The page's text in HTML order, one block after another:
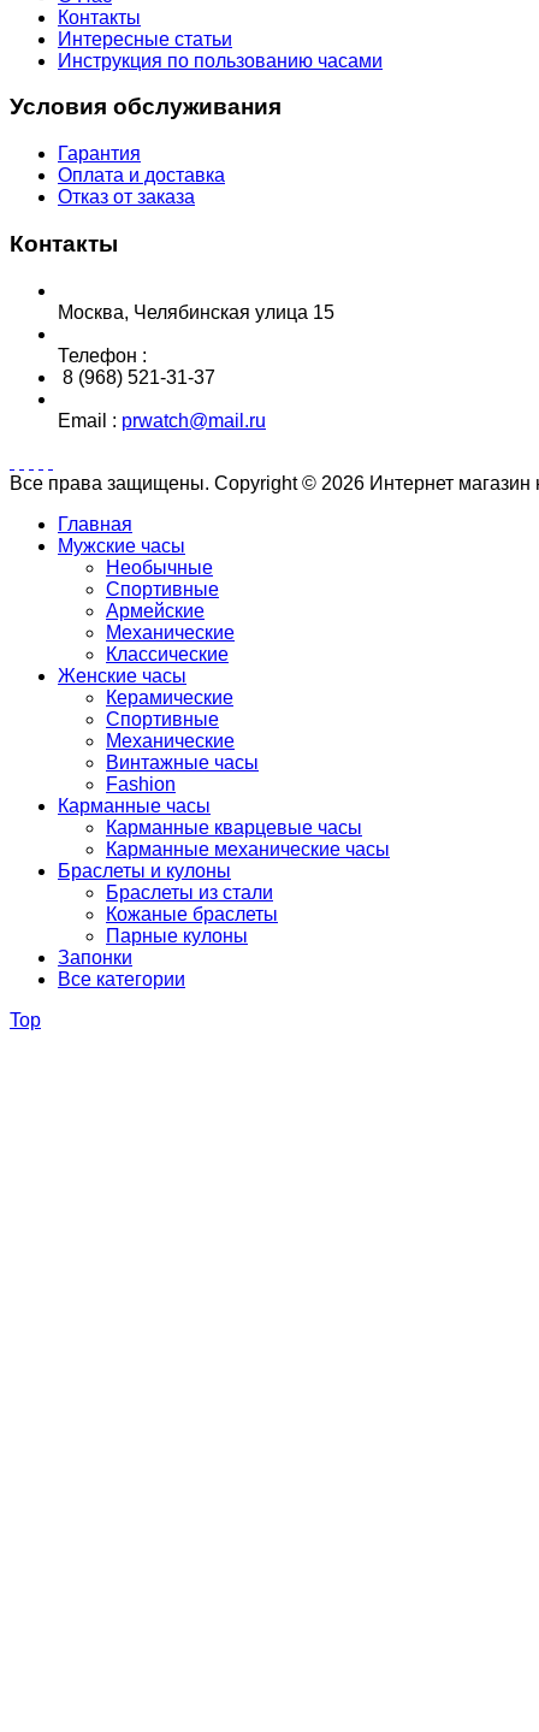
Контакты
Интересные статьи
Инструкция по пользованию часами
Условия обслуживания
Гарантия
Оплата и доставка
Отказ от заказа
Контакты
Москва, Челябинская улица 15
Телефон :
8 (968) 521-31-37
Email : prwatch@mail.ru
Все права защищены. Copyright © 2026 Интернет магазин
Главная
Мужские часы
Необычные
Спортивные
Армейские
Механические
Классические
Женские часы
Керамические
Спортивные
Механические
Винтажные часы
Fashion
Карманные часы
Карманные кварцевые часы
Карманные механические часы
Браслеты и кулоны
Браслеты из стали
Кожаные браслеты
Парные кулоны
Запонки
Все категории
Top